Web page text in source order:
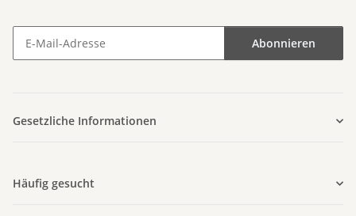
Abonnieren
Gesetzliche Informationen
Häufig gesucht